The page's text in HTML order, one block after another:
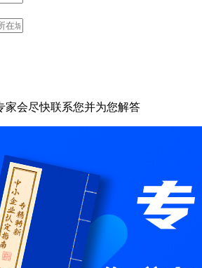
家会尽快联系您并为您解答